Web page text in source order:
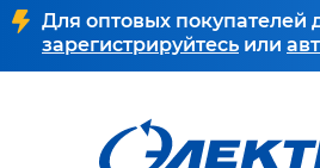
Для оптовых покупателей
зарегистрируйтесь или